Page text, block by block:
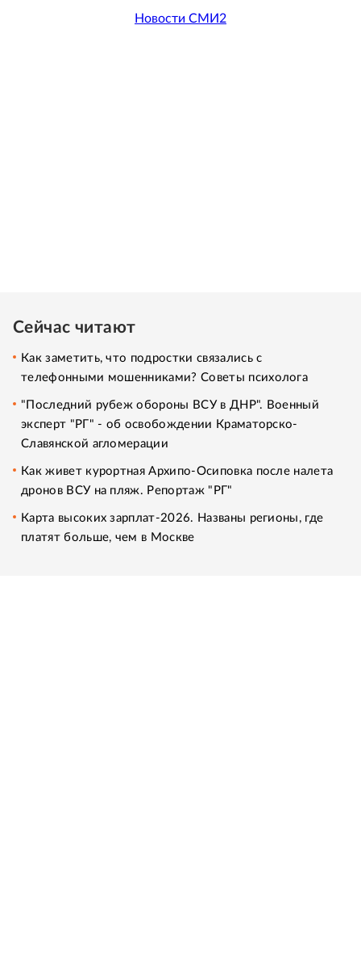
Новости СМИ2
Сейчас читают
Как заметить, что подростки связались с
телефонными мошенниками? Советы психолога
"Последний рубеж обороны ВСУ в ДНР". Военный
эксперт "РГ" - об освобождении Краматорско-
Славянской агломерации
Как живет курортная Архипо-Осиповка после налета
дронов ВСУ на пляж. Репортаж "РГ"
Карта высоких зарплат-2026. Названы регионы, где
платят больше, чем в Москве